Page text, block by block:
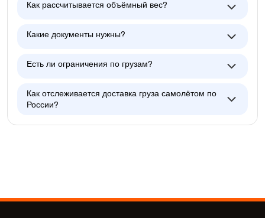
Как рассчитывается объёмный вес?
Какие документы нужны?
Есть ли ограничения по грузам?
Как отслеживается доставка груза самолётом по
России?